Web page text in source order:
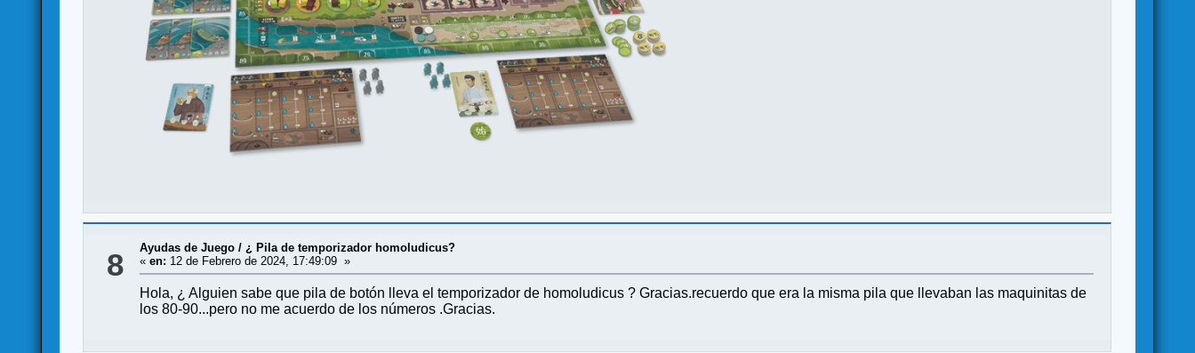
8 Ayudas de Juego /¿ Pila de temporizador homoludicus?
«en: 12 de Febrero de 2024, 17:49:09 »
Hola, ¿ Alguien sabe que pila de botón lleva el temporizador de homoludicus ? Gracias.recuerdo que era la misma pila que llevaban las maquinitas de
los 80-90...pero no me acuerdo de los números .Gracias.